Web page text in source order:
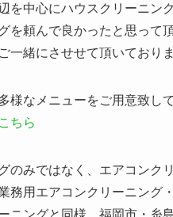
を中心にハウスクリーニン
を頼んで良かったと思って
一緒にさせせて頂いており
様なメニューをご用意致し
ちら
のみではなく、エアコンク
務用エアコンクリーニング
ニングと同様、福岡市・糸